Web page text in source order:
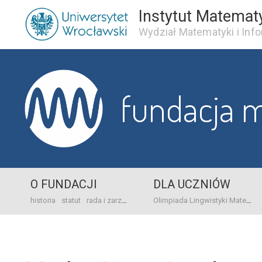
Instytut
Wydział Matematyki i
fundacja
O FUNDACJI
historia statut rada i zarząd dane bankowo-adresowe kontakt
DLA UCZNIÓW
Olimpiada Lingwistyki Matematycznej